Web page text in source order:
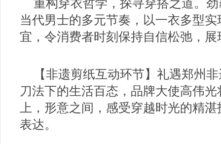
重构穿衣哲学，探寻穿搭之道。
当代男士的多元节奏，以一衣多型
宜，令消费者时刻保持自信松弛，
【非遗剪纸互动环节】礼遇郑州
刀法下的生活百态，品牌大使高伟
上，形意之间，感受穿越时光的精
表达。